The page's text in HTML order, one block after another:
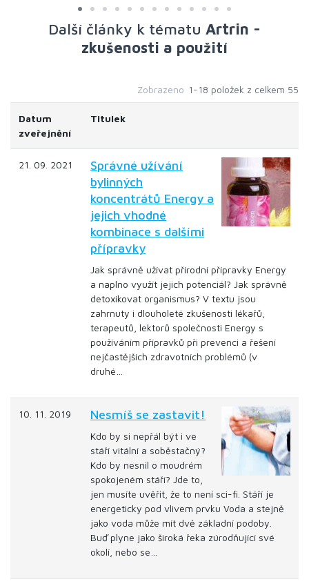
Další články k tématu Artrin -
zkušenosti a použití
Zobrazeno 1-18 položek z celkem 55
Datum
zveřejnění
Titulek
21. 09. 2021
Správné užívání
bylinných
koncentrátů Energy a
jejich vhodné
kombinace s dalšími
přípravky
Jak správně užívat přírodní přípravky Energy
a naplno využít jejich potenciál? Jak správně
detoxikovat organismus? V textu jsou
zahrnuty i dlouholeté zkušenosti lékařů,
terapeutů, lektorů společnosti Energy s
používáním přípravků při prevenci a řešení
nejčastějších zdravotních problémů (v
druhé…
10. 11. 2019 Nesmíš se zastavit!
Kdo by si nepřál být i ve
stáří vitální a soběstačný?
Kdo by nesnil o moudrém
spokojeném stáří? Jde to,
jen musíte uvěřit, že to není sci-fi. Stáří je
energeticky pod vlivem prvku Voda a stejně
jako voda může mít dvě základní podoby.
Buď plyne jako široká řeka zúrodňující své
okolí, nebo se…